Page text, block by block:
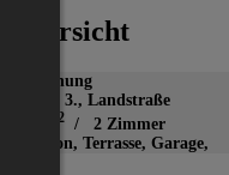
Übersicht
Wohnung
Wien 3., Landstraße
2 / 2 Zimmer
Balkon, Terrasse, Garage,